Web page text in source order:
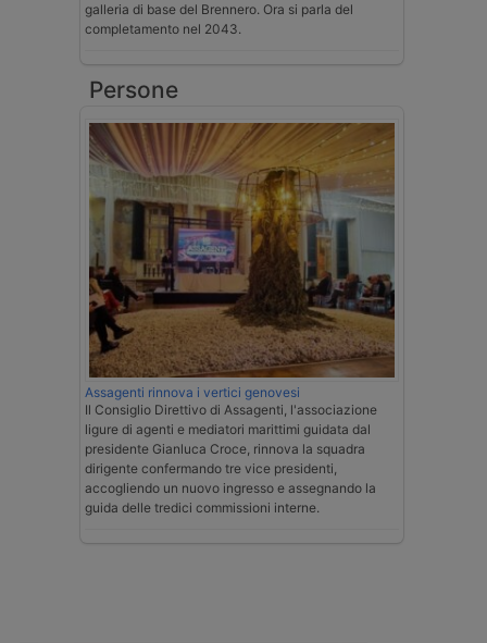
galleria di base del Brennero. Ora si parla del
completamento nel 2043.
Persone
Assagenti rinnova i vertici genovesi
Il Consiglio Direttivo di Assagenti, l'associazione
ligure di agenti e mediatori marittimi guidata dal
presidente Gianluca Croce, rinnova la squadra
dirigente confermando tre vice presidenti,
accogliendo un nuovo ingresso e assegnando la
guida delle tredici commissioni interne.